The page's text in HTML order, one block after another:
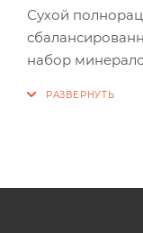
Сухой
набор